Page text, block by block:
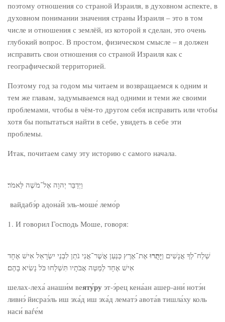
поэтому отношения со страной Израиля, в духовном аспекте, в
духовном понимании значения страны Израиля – это в том
числе и отношения с землёй, из которой я сделан, это очень
глубокий вопрос. В простом, физическом смысле – я должен
исправить свои отношения со страной Израиля как с
географической территорией.
Поэтому год за годом мы читаем и возвращаемся к одним и
тем же главам, задумываемся над одними и теми же своими
проблемами, чтобы в чём-то другом себя исправить или чтобы
хотя бы попытаться найти в себе, увидеть в себе эти
проблемы.
Итак, почитаем саму эту историю с самого начала.
וַיְדַבֵּר יְהוָה אֶל־מֹשֶׁה לֵּאמֹר׃
вайдабэ́р адона́й эль-моше́ лемо́р
1. И говорил Господь Моше, говоря:
שְׁלַח־לְךָ אֲנָשִׁים וְיָתֻרוּ אֶת־אֶרֶץ כְּנַעַן אֲשֶׁר־אֲנִי נֹתֵן לִבְנֵי יִשְׂרָאֵל אִישׁ אֶחָד
אִישׁ אֶחָד לְמַטֵּה אֲבֹתָיו תִּשְׁלָחוּ כֹּל נָשִׂיא בָהֶם׃
шелах-леха́ анаши́м веяту́ру эт-э́рец кена́ан ашер-ани́ нотэ́н
ливнэ́ йисраэ́ль иш эха́д иш эха́д лематэ́ авота́в тишла́ху коль
наси́ ваѓе́м